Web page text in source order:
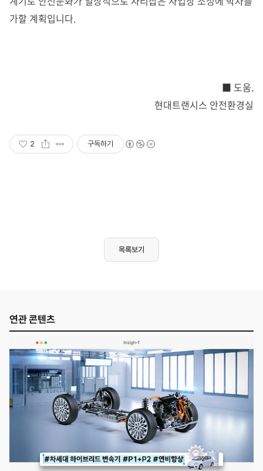
가할 계획입니다.
■ 도움.
현대트랜시스 안전환경실
2 구독하기
목록보기
연관 콘텐츠